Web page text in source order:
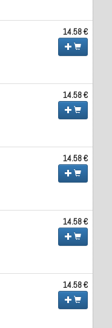
14.58 €
14.58 €
14.58 €
14.58 €
14.58 €